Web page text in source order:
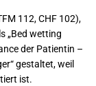
112, CHF 102),
„Bed wetting
der Patientin –
gestaltet, weil
ist.